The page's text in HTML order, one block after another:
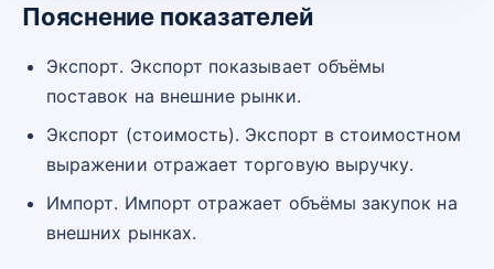
Пояснение показателей
Экспорт. Экспорт показывает объёмы
поставок на внешние рынки.
Экспорт (стоимость). Экспорт в стоимостном
выражении отражает торговую выручку.
Импорт. Импорт отражает объёмы закупок на
внешних рынках.